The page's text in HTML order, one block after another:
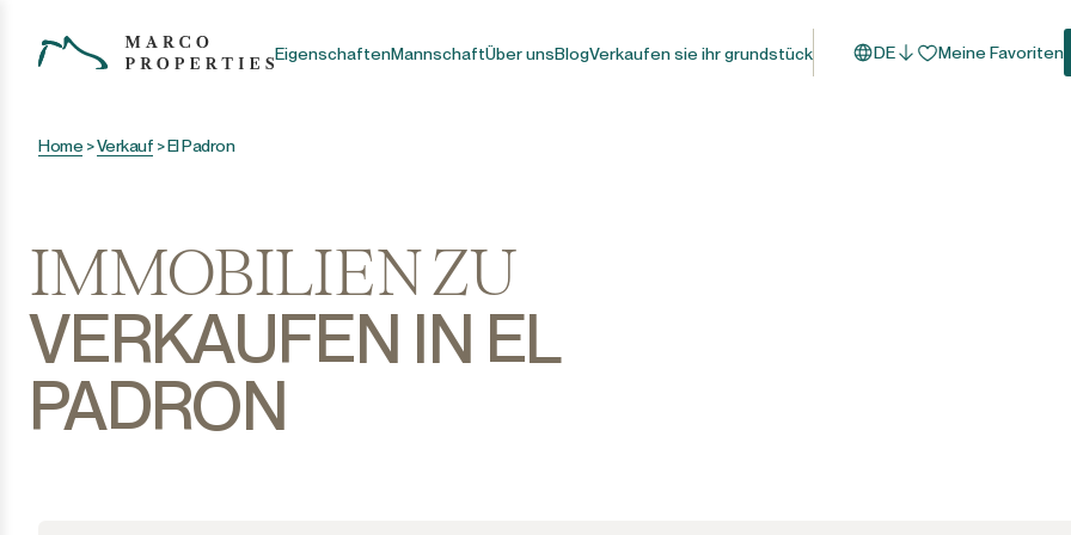
EigenschaftenMannschaftÜber unsBlogVerkaufen sie ihr grundstück DE Meine Favoriten
Home >Verkauf >El Padron
IMMOBILIEN ZU
VERKAUFEN IN EL
PADRON